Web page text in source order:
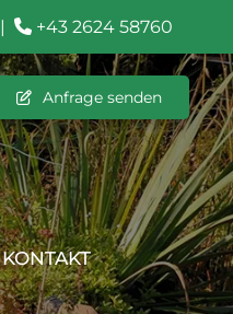
|  +43 2624 58760
Anfrage senden
KONTAKT